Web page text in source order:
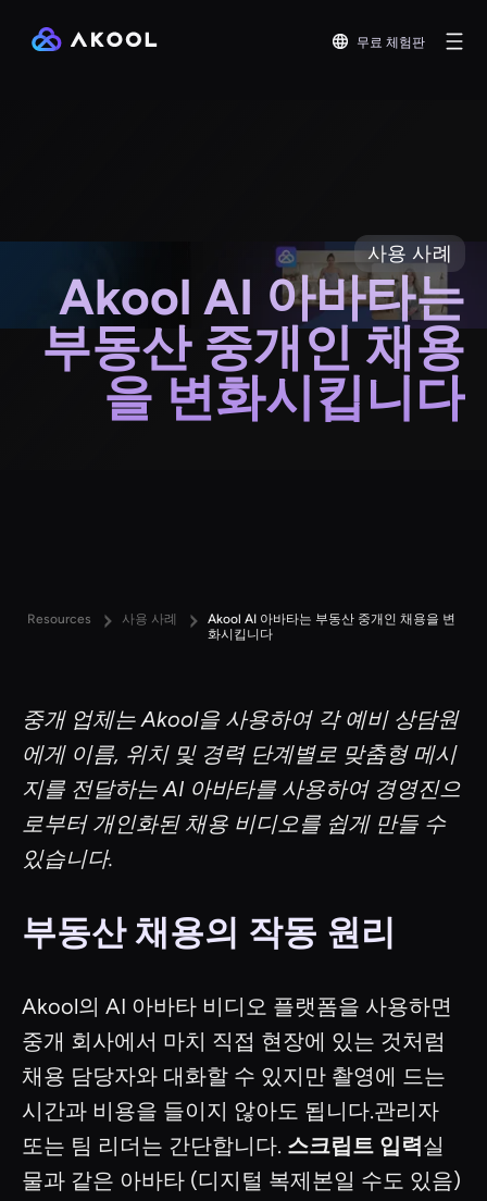
무료 체험판
사용 사례
Akool AI 아바타는
부동산 중개인 채용
을 변화시킵니다
Resources 사용 사례
Akool AI 아바타는 부동산 중개인 채용을 변
화시킵니다
중개 업체는 Akool을 사용하여 각 예비 상담원
에게 이름, 위치 및 경력 단계별로 맞춤형 메시
지를 전달하는 AI 아바타를 사용하여 경영진으
로부터 개인화된 채용 비디오를 쉽게 만들 수
있습니다.
부동산 채용의 작동 원리
Akool의 AI 아바타 비디오 플랫폼을 사용하면
중개 회사에서 마치 직접 현장에 있는 것처럼
채용 담당자와 대화할 수 있지만 촬영에 드는
시간과 비용을 들이지 않아도 됩니다.관리자
또는 팀 리더는 간단합니다. 스크립트 입력실
물과 같은 아바타 (디지털 복제본일 수도 있음)